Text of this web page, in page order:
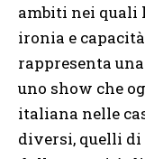
ambiti nei quali
ironia e
rappresenta
uno show che
italiana nelle
diversi, quelli di